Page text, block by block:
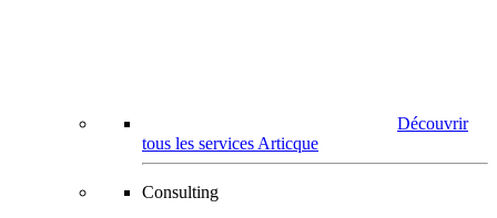
Découvrir
tous les services Articque
Consulting